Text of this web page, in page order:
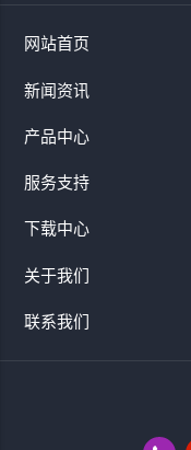
网站首页
新闻资讯
产品中心
服务支持
下载中心
关于我们
联系我们